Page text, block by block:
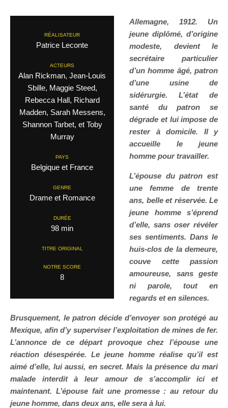
RÉALISATEUR
Patrice Leconte
ACTEURS
Alan Rickman, Jean-Louis
Sbille, Maggie Steed,
Rebecca Hall, Richard
Madden, Sarah Messens,
Shannon Tarbet, et Toby
Murray
PAYS
Belgique et France
GENRE
Drame et Romance
DURÉE
98 min
TITRE ORIGINAL
NOTRE SCORE
8
Allemagne, 1912. Un
jeune diplômé, d’origine
modeste, devient le
secrétaire particulier
d’un homme âgé, patron
d’une usine de
sidérurgie. L’état de
santé du patron se
dégrade et lui impose de
rester à domicile. Il y
accueille le jeune
homme pour travailler.
L’épouse du patron est
une femme de trente
ans, belle et réservée. Le
jeune homme s’éprend
d’elle, sans oser révéler
ses sentiments. Dans le
huis-clos de la demeure,
couve cette passion
amoureuse, sans geste
ni parole, tout en
regards et en silences.
Brusquement, le patron décide d’envoyer son protégé au
Mexique, afin d’y superviser l’exploitation de mines de fer.
L’annonce de ce départ provoque chez l’épouse une
réaction désespérée. Le jeune homme réalise qu’il est
aimé d’elle, lui aussi, en secret. Mais la présence du mari
malade interdit à leur amour de s’accomplir ici et
maintenant. L’épouse fait une promesse : au retour du
jeune homme, dans deux ans, elle sera à lui.